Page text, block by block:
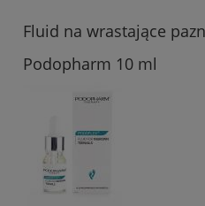
Fluid na wrastające
Podopharm 10 ml